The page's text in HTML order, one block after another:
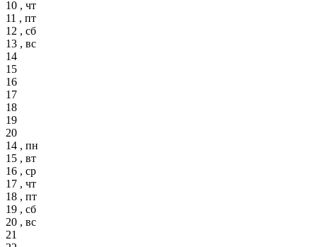
10 , чт
11 , пт
12 , сб
13 , вс
14
15
16
17
18
19
20
14 , пн
15 , вт
16 , ср
17 , чт
18 , пт
19 , сб
20 , вс
21